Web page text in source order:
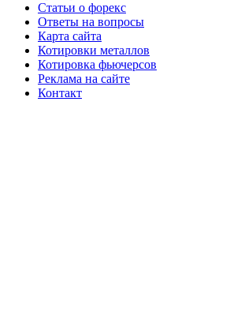
Статьи о форекс
Ответы на вопросы
Карта сайта
Котировки металлов
Котировка фьючерсов
Реклама на сайте
Контакт